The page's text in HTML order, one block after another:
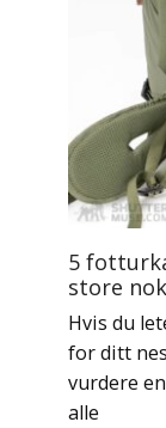
5
store
Hvis du
for ditt
vurdere
alle